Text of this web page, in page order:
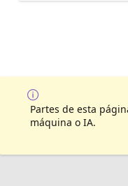
Partes de esta
máquina o IA.